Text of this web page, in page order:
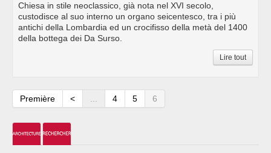
Chiesa in stile neoclassico, già nota nel XVI secolo,
custodisce al suo interno un organo seicentesco, tra i più
antichi della Lombardia ed un crocifisso della metà del 1400
della bottega dei Da Surso.
Lire tout
Première < ... 4 5 6